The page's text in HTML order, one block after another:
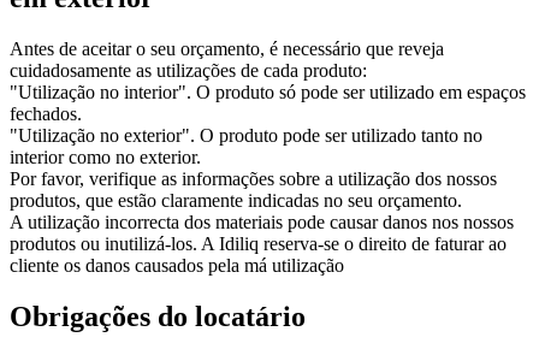
Antes de aceitar o seu orçamento, é necessário que reveja
cuidadosamente as utilizações de cada produto:
"Utilização no interior". O produto só pode ser utilizado em espaços
fechados.
"Utilização no exterior". O produto pode ser utilizado tanto no
interior como no exterior.
Por favor, verifique as informações sobre a utilização dos nossos
produtos, que estão claramente indicadas no seu orçamento.
A utilização incorrecta dos materiais pode causar danos nos nossos
produtos ou inutilizá-los. A Idiliq reserva-se o direito de faturar ao
cliente os danos causados pela má utilização
Obrigações do locatário